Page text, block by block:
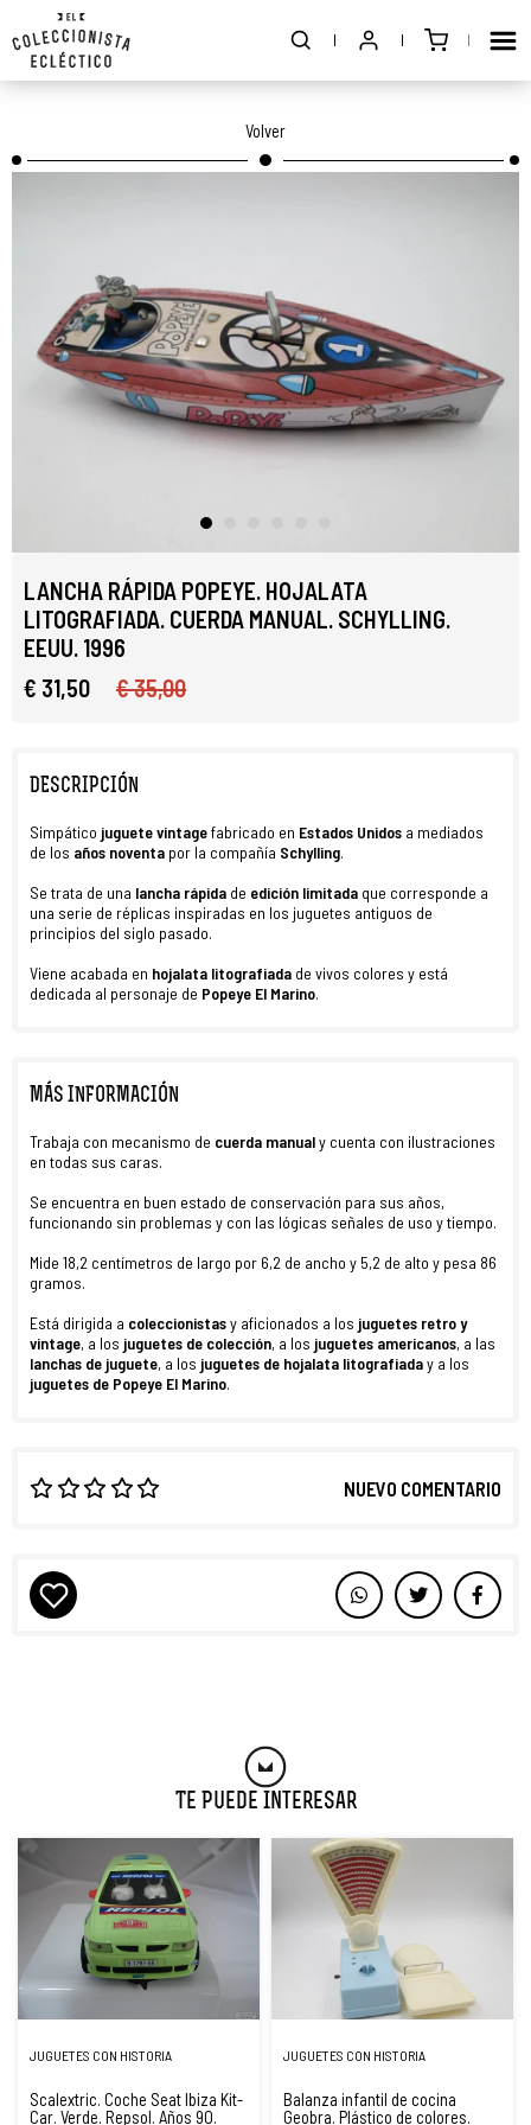
Volver
LANCHA RÁPIDA POPEYE. HOJALATA
LITOGRAFIADA. CUERDA MANUAL. SCHYLLING.
EEUU. 1996
€ 31,50
€ 35,00
DESCRIPCIÓN
Simpático juguete vintagefabricado en Estados Unidos a mediados
de los años noventa por la compañía Schylling.
Se trata de una lancha rápida de edición limitada que corresponde a
una serie de réplicas inspiradas en los juguetes antiguos de
principios del siglo pasado.
Viene acabada en hojalata litografiada de vivos colores y está
dedicada al personaje de Popeye El Marino.
MÁS INFORMACIÓN
Trabaja con mecanismo de cuerda manualy cuenta con ilustraciones
en todas sus caras.
Se encuentra en buen estado de conservación para sus años,
funcionando sin problemas y con las lógicas señales de uso y tiempo.
Mide 18,2 centímetros de largo por 6,2 de ancho y 5,2 de alto y pesa 86
gramos.
Está dirigida a coleccionistasy aficionados a los juguetes retro y
vintage, a los juguetes de colección, a los juguetes americanos, a las
lanchas de juguete, a los juguetes de hojalata litografiaday a los
juguetes de Popeye El Marino.
NUEVO COMENTARIO
Te Puede Interesar
JUGUETES CON HISTORIA
Scalextric. Coche Seat Ibiza Kit-
Car. Verde. Repsol. Años 90.
JUGUETES CON HISTORIA
Balanza infantil de cocina
Geobra. Plástico de colores.